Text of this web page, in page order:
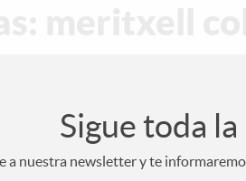
meritxell
Sigue toda
a nuestra newsletter y te